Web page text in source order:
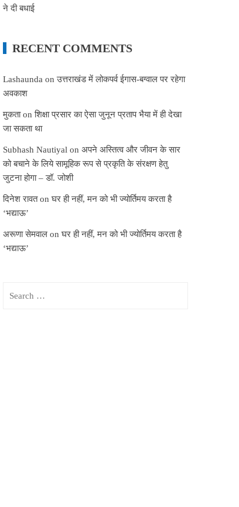
ने दी बधाई
RECENT COMMENTS
Lashaunda onउत्तराखंड में लोकपर्व ईगास-बग्वाल पर रहेगा
अवकाश
मुकताonशिक्षा प्रसार का ऐसा जुनून प्रताप भैया में ही देखा
जा सकता था
Subhash Nautiyal onअपने अस्तित्व और जीवन के सार
को बचाने के लिये सामूहिक रूप से प्रकृति के संरक्षण हेतु
जुटना होगा – डॉ. जोशी
दिनेश रावतonघर ही नहीं, मन को भी ज्योर्तिमय करता है
‘भद्याऊ’
अरूणा सेमवाल onघर ही नहीं, मन को भी ज्योर्तिमय करता है
‘भद्याऊ’